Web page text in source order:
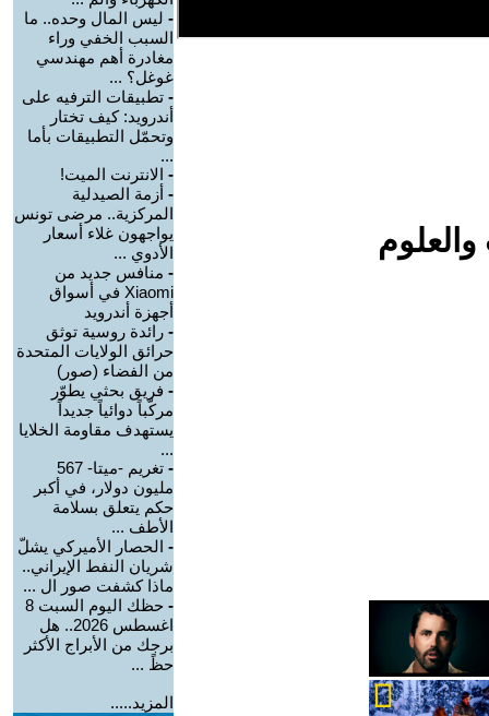
- ليس المال وحده.. ما
السبب الخفي وراء
مغادرة أهم مهندسي
غوغل؟ ...
- تطبيقات الترفيه على
أندرويد: كيف تختار
وتحمّل التطبيقات بأما
...
- الانترنت الميت!
- أزمة الصيدلية
المركزية.. مرضى تونس
يواجهون غلاء أسعار
الأدوي ...
- منافس جديد من
Xiaomi في أسواق
أجهزة أندرويد
- رائدة روسية توثق
حرائق الولايات المتحدة
من الفضاء (صور)
- فريق بحثي يطوّر
مركّباً دوائياً جديداً
يستهدف مقاومة الخلايا
...
-
تغريم -ميتا- 567
مليون دولار، في أكبر
حكم يتعلق بسلامة
الأطف ...
- الحصار الأميركي يشلّ
شريان النفط الإيراني..
ماذا كشفت صور ال ...
-
حظك اليوم السبت 8
اغسطس 2026.. هل
برجك من الأبراج الأكثر
حظً ...
المزيد.....